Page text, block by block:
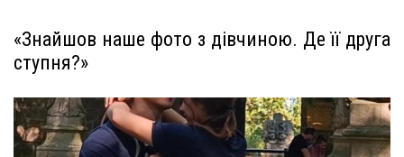
«Знайшов наше фото з дівчиною. Де її друга
ступня?»